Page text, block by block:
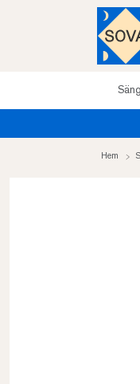
Hem